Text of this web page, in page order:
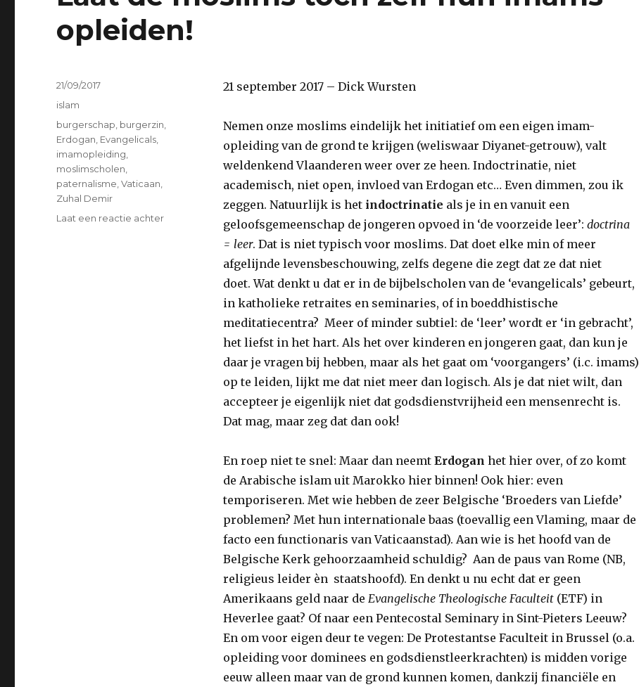
opleiden!
21 september 2017 – Dick Wursten
Nemen onze moslims eindelijk het initiatief om een eigen imam-
opleiding van de grond te krijgen (weliswaar Diyanet-getrouw), valt
weldenkend Vlaanderen weer over ze heen. Indoctrinatie, niet
academisch, niet open, invloed van Erdogan etc… Even dimmen, zou ik
zeggen. Natuurlijk is het indoctrinatie als je in en vanuit een
geloofsgemeenschap de jongeren opvoed in ‘de voorzeide leer’: doctrina
= leer. Dat is niet typisch voor moslims. Dat doet elke min of meer
afgelijnde levensbeschouwing, zelfs degene die zegt dat ze dat niet
doet. Wat denkt u dat er in de bijbelscholen van de ‘evangelicals’ gebeurt,
in katholieke retraites en seminaries, of in boeddhistische
meditatiecentra? Meer of minder subtiel: de ‘leer’ wordt er ‘in gebracht’,
het liefst in het hart. Als het over kinderen en jongeren gaat, dan kun je
daar je vragen bij hebben, maar als het gaat om ‘voorgangers’ (i.c. imams)
op te leiden, lijkt me dat niet meer dan logisch. Als je dat niet wilt, dan
accepteer je eigenlijk niet dat godsdienstvrijheid een mensenrecht is.
Dat mag, maar zeg dat dan ook!
En roep niet te snel: Maar dan neemt Erdogan het hier over, of zo komt
de Arabische islam uit Marokko hier binnen! Ook hier: even
temporiseren. Met wie hebben de zeer Belgische ‘Broeders van Liefde’
problemen? Met hun internationale baas (toevallig een Vlaming, maar de
facto een functionaris van Vaticaanstad). Aan wie is het hoofd van de
Belgische Kerk gehoorzaamheid schuldig? Aan de paus van Rome (NB,
religieus leider èn staatshoofd). En denkt u nu echt dat er geen
Amerikaans geld naar de Evangelische Theologische Faculteit(ETF) in
Heverlee gaat? Of naar een Pentecostal Seminary in Sint-Pieters Leeuw?
En om voor eigen deur te vegen: De Protestantse Faculteit in Brussel (o.a.
opleiding voor dominees en godsdienstleerkrachten) is midden vorige
eeuw alleen maar van de grond kunnen komen, dankzij financiële en
Geplaatst
op
21/09/2017
Categorieën
islam
Tags
burgerschap burgerzin
Erdogan Evangelicals
imamopleiding
moslimscholen
paternalisme ,Vaticaan
Zuhal Demir
Laat een reactie achterop